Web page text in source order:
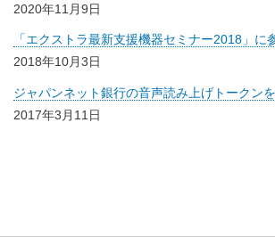
2020年11月9日
「エクストラ最新支援機器セミナー2018」に
2018年10月3日
ジャパンネット銀行の音声読み上げトークン
2017年3月11日